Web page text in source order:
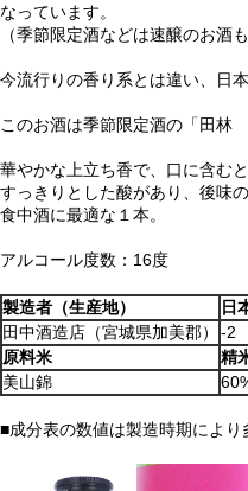
なっています。
（季節限定酒などは速醸のお酒
今流行りの香り系とは違い、日
このお酒は季節限定酒の「田
華やかな上立ち香で、口に含む
すっきりとした酸があり、後味
食中酒に最適な１本。
アルコール度数：16度
製造者（生産地） 日
田中酒造店（宮城県加美郡）
-2
原料米
精
美山錦
■成分表の数値は製造時期によ